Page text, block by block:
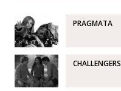
PRAGMATA
CHALLENGERS